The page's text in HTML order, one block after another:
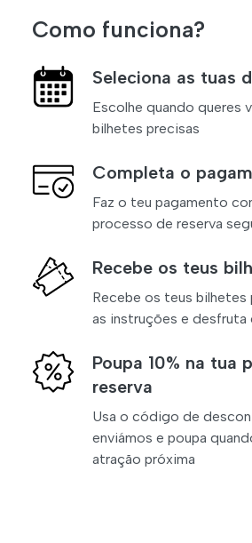
Como funciona?
Seleciona as tuas
Escolhe quando queres
bilhetes precisas
Completa o
Faz o teu pagamento
processo de reserva
Recebe os teus
Recebe os teus bilhetes
as instruções e desfruta
Poupa 10% na tua
reserva
Usa o código de
enviámos e poupa
atração próxima